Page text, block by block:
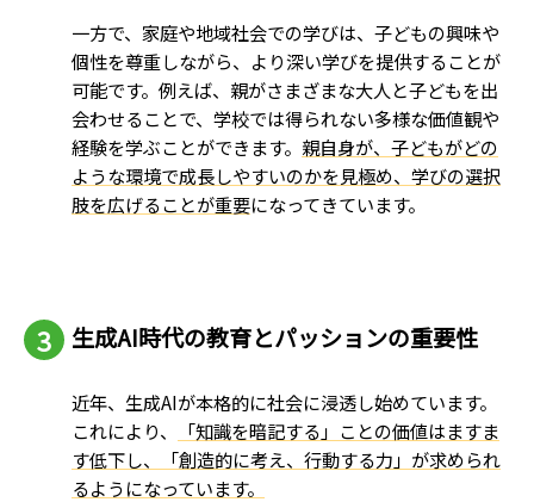
一方で、家庭や地域社会での学びは、子どもの興味や
個性を尊重しながら、より深い学びを提供することが
可能です。例えば、親がさまざまな大人と子どもを出
会わせることで、学校では得られない多様な価値観や
経験を学ぶことができます。 親自身が、子どもがどの
ような環境で成長しやすいのかを見極め、学びの選択
肢を広げることが重要になってきています。
生成AI時代の教育とパッションの重要性
近年、生成AIが本格的に社会に浸透し始めています。
これにより、
「知識を暗記する」ことの価値はますま
す低下し、「創造的に考え、行動する力」が求められ
るようになっています。